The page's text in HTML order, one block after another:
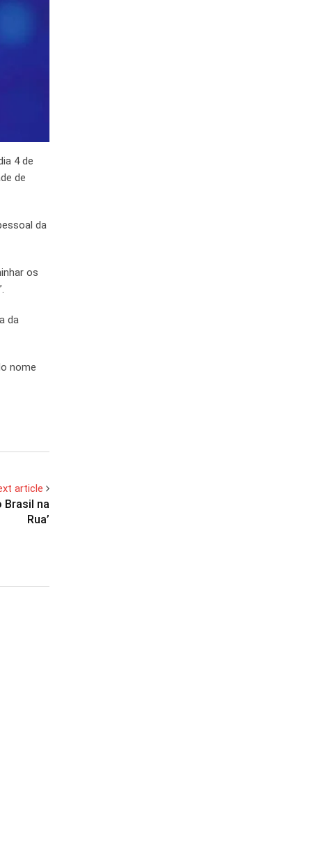
4 de
de
da
os
da
nome
article
Brasil na
Rua’